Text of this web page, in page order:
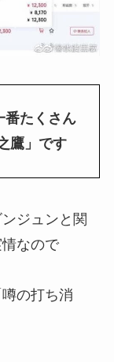
たくさん
鷹」です
ジュンと関
なので
の打ち消